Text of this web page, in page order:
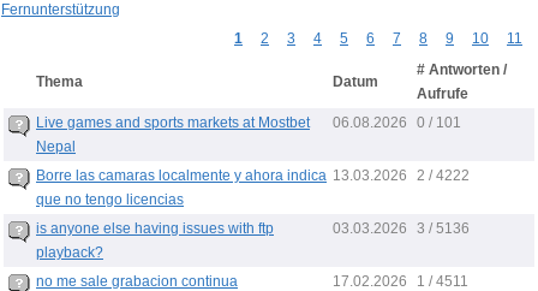
Fernunterstützung
1
2 3 4 5 6 7 8 9 10 11
Thema Datum
# Antworten /
Aufrufe
Live games and sports markets at Mostbet
Nepal
06.08.2026 0 / 101
Borre las camaras localmente y ahora indica
que no tengo licencias
13.03.2026 2 / 4222
is anyone else having issues with ftp
playback?
03.03.2026 3 / 5136
no me sale grabacion continua 17.02.2026 1 / 4511